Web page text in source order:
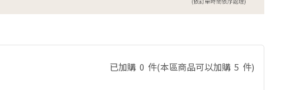
已加購 0 件(本區商品可以加購 5 件)